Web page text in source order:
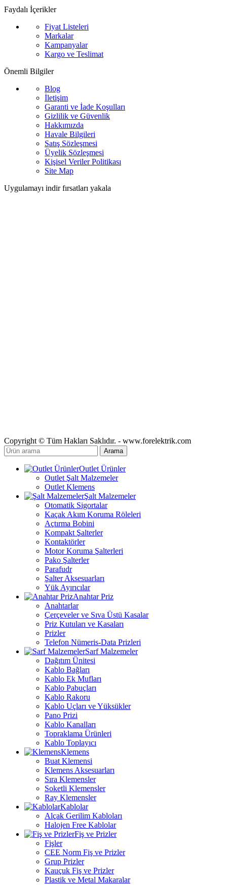
Faydalı İçerikler
Fiyat Listeleri
Markalar
Kampanyalar
Kargo ve Teslimat
Önemli Bilgiler
Blog
İletişim
Garanti ve İade Koşulları
Gizlilik ve Güvenlik
Hakkımızda
Havale Bilgileri
Satış Sözleşmesi
Üyelik Sözleşmesi
Kişisel Veriler Politikası
Site Map
Uygulamayı indir fırsatları yakala
Copyright © Tüm Hakları Saklıdır. - www.forelektrik.com
Arama
Outlet Ürünler
Outlet Şalt Malzemeler
Outlet Klemens
Şalt Malzemeler
Otomatik Sigortalar
Kaçak Akım Koruma Röleleri
Açtırma Bobini
Kompakt Şalterler
Kontaktörler
Motor Koruma Şalterleri
Pako Şalterler
Parafudr
Şalter Aksesuarları
Yük Ayırıcılar
Anahtar Priz
Anahtarlar
Çerçeveler ve Sıva Üstü Kasalar
Priz Kutuları ve Kasaları
Prizler
Telefon Nümeris-Data Prizleri
Sarf Malzemeler
Dağıtım Ünitesi
Kablo Bağları
Kablo Ek Mufları
Kablo Pabuçları
Kablo Rakoru
Kablo Uçları ve Yüksükler
Pano Prizi
Kablo Kanalları
Topraklama Ürünleri
Kablo Toplayıcı
Klemens
Buat Klemensi
Klemens Aksesuarları
Sıra Klemensler
Soketli Klemensler
Ray Klemensler
Kablolar
Alçak Gerilim Kabloları
Halojen Free Kablolar
Fiş ve Prizler
Fişler
CEE Norm Fiş ve Prizler
Grup Prizler
Kauçuk Fiş ve Prizler
Plastik ve Metal Makaralar